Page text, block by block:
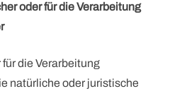
oder für die Verarbeitung
die Verarbeitung
natürliche oder juristische